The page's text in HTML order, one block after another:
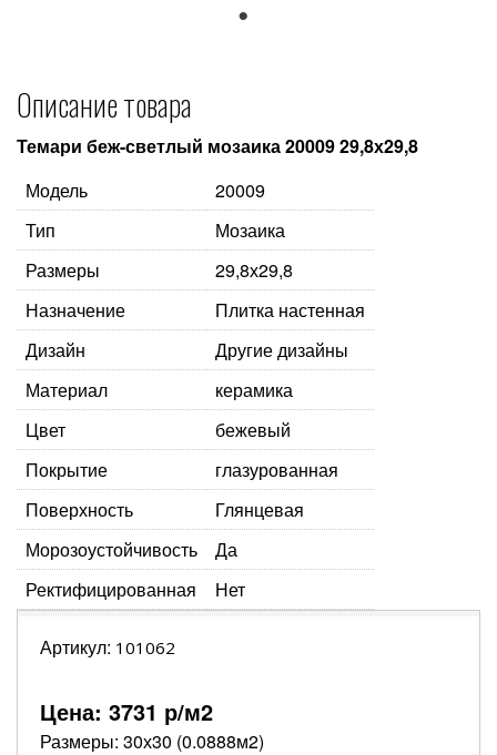
Описание товара
Темари беж-светлый мозаика 20009 29,8х29,8
Модель
20009
Тип
Мозаика
Размеры
29,8х29,8
Назначение
Плитка настенная
Дизайн
Другие дизайны
Материал
керамика
Цвет
бежевый
Покрытие
глазурованная
Поверхность
Глянцевая
Морозоустойчивость
Да
Ректифицированная
Нет
Артикул: 101062
Цена: 3731 р/м2
Размеры: 30х30 (0.0888м2)